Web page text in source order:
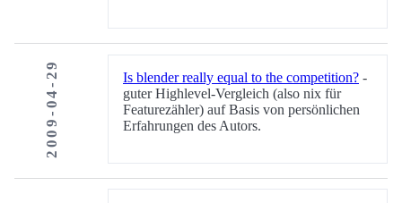
2009-04-29 Is blender really equal to the competition? -
guter Highlevel-Vergleich (also nix für
Featurezähler) auf Basis von persönlichen
Erfahrungen des Autors.